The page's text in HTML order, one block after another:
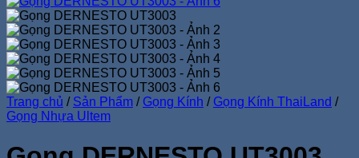
Trang chủ / Sản Phẩm / Gọng Kính / Gọng Kính ThaiLand /
Gọng Nhựa Ultem